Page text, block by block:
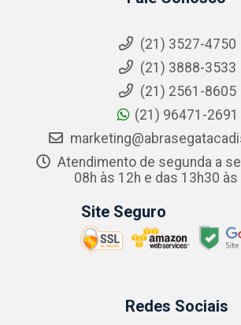
(21) 3527-4750
(21) 3888-3533
(21) 2561-8605
(21) 96471-2691
Atendimento de segunda a
08h às 12h e das 13h30 às
Site Seguro
Redes Sociais